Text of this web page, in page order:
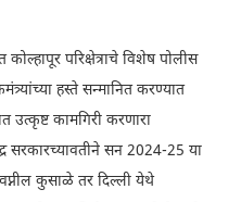
कोल्हापूर परिक्षेत्राचे विशेष पोलीस
हस्ते सन्मानित करण्यात
उत्कृष्ट कामगिरी करणारा
सरकारच्यावतीने सन 2024-25 या
कुसाळे तर दिल्ली येथे